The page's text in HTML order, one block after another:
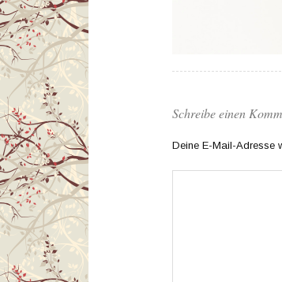
Schreibe einen
Deine E-Mail-Adresse